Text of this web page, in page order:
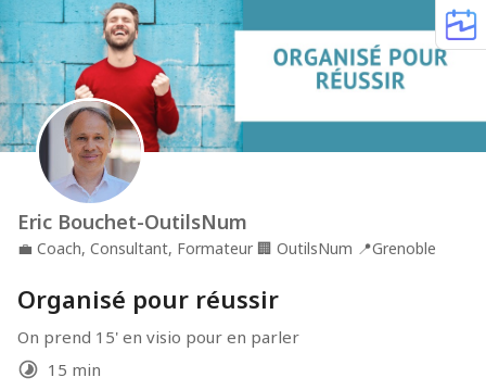
Eric Bouchet-OutilsNum
💼 Coach, Consultant, Formateur 🏢 OutilsNum 📍Grenoble
Organisé pour réussir
On prend 15' en visio pour en parler
15 min